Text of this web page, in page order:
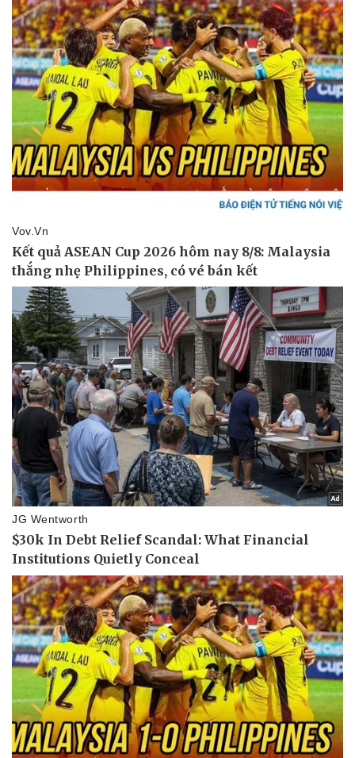
Doanh nghiệp
Thông tin doanh nghiệp
Doanh nghiệp 24h
Doanh nhân
Vì cộng đồng
Công nghệ
Sành điệu
Tin Công nghệ
Trải nghiệm
Chuyển đổi số
Sức khỏe
Dinh dưỡng - món ngon
Cây thuốc
Sản phụ khoa
Nhi khoa
Nam khoa
Làm đẹp - giảm cân
Phòng mạch online
Ăn sạch sống khỏe
Đời sống
Nhà đẹp
Blog
Tình yêu - Gia đình